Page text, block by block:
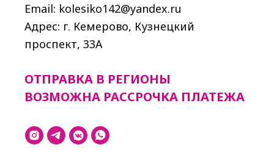
Email: kolesiko142@yandex.ru
Адрес: г. Кемерово, Кузнецкий
проспект, 33A
ОТПРАВКА В РЕГИОНЫ
ВОЗМОЖНА РАССРОЧКА ПЛАТЕЖА